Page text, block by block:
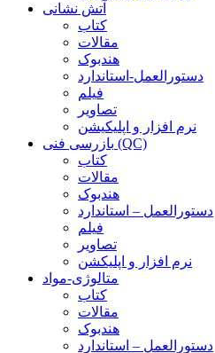
آتش نشانی
کتاب
مقالات
هندبوک
دستورالعمل-استاندارد
فیلم
تصاویر
نرم افزار و اپلیکیشن
بازرسی فنی (QC)
کتاب
مقالات
هندبوک
دستورالعمل – استاندارد
فیلم
تصاویر
نرم افزار و اپلیکشن
متالوژی-مواد
کتاب
مقالات
هندبوک
دستورالعمل – استاندارد